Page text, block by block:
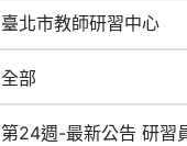
臺北市教師研習中心
全部
第24週-最新公告 研習